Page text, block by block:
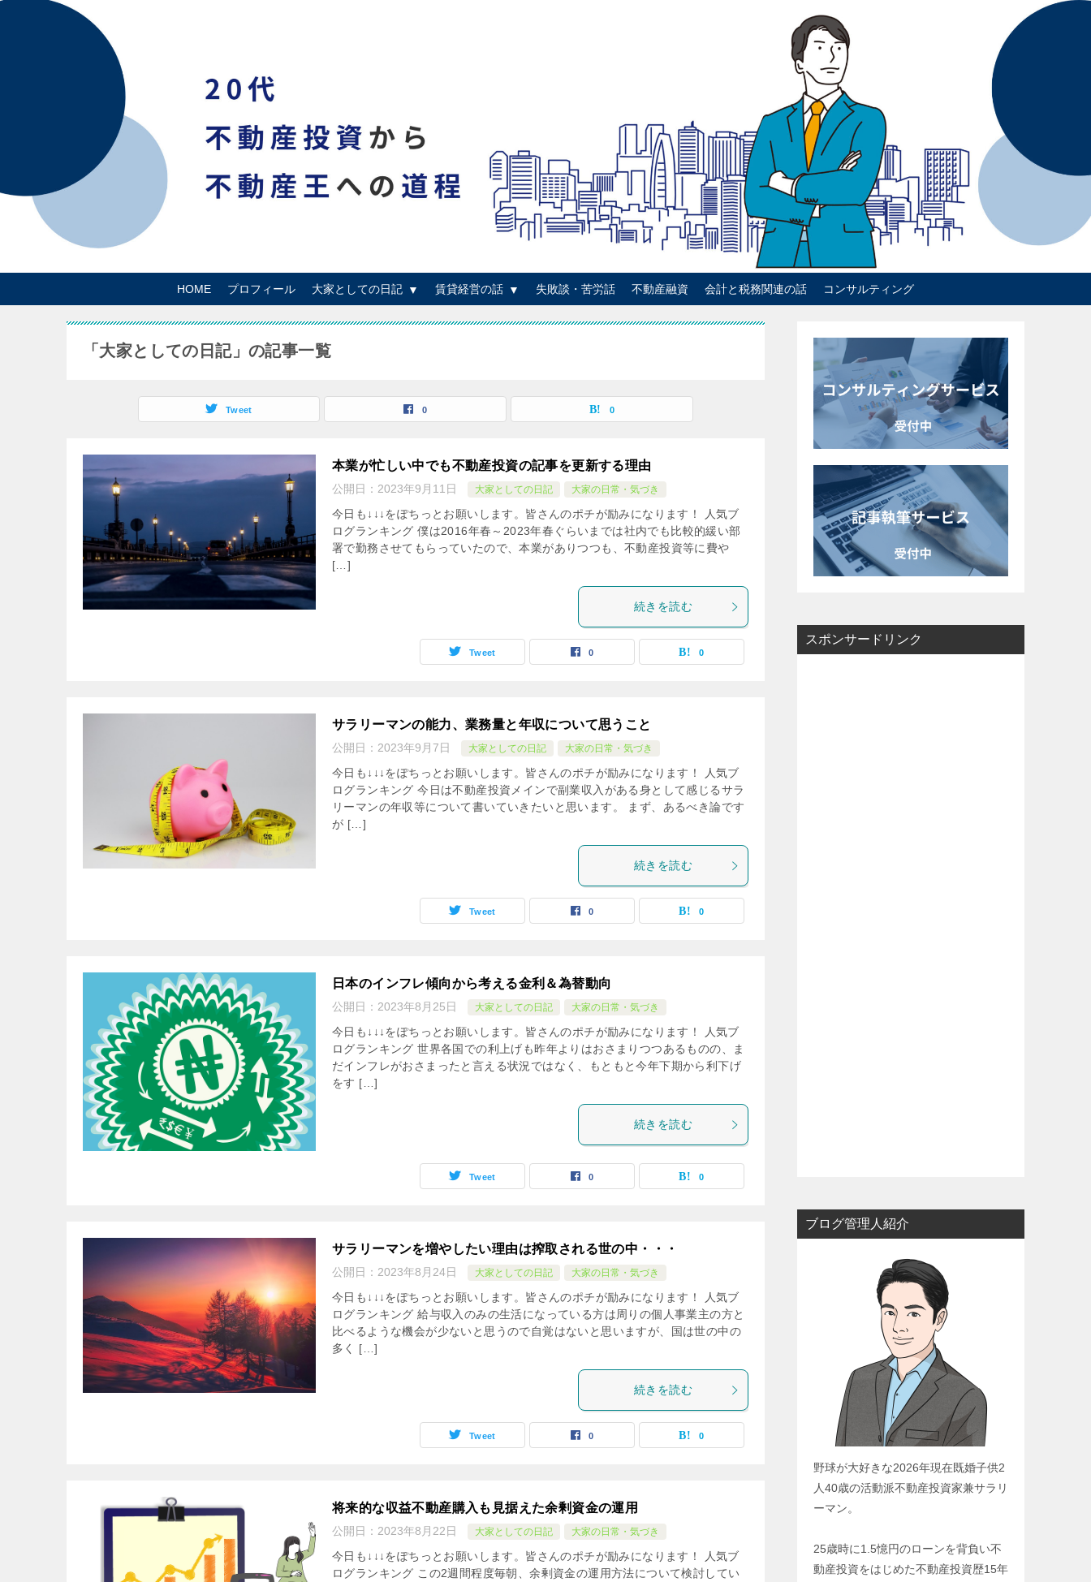
HOME プロフィール 大家としての日記 賃貸経営の話 失敗談・苦労話 不動産融資 会計と税務関連の話 コンサルティング
「大家としての日記」の記事一覧
Tweet 0 0
本業が忙しい中でも不動産投資の記事を更新する理由
公開日： 2023年9月11日 大家としての日記 大家の日常・気づき
今日も↓↓↓をぽちっとお願いします。皆さんのポチが励みになります！ 人気ブ
ログランキング 僕は2016年春～2023年春ぐらいまでは社内でも比較的緩い部
署で勤務させてもらっていたので、本業がありつつも、不動産投資等に費や
[…]
続きを読む
Tweet 0 0
サラリーマンの能力、業務量と年収について思うこと
公開日： 2023年9月7日 大家としての日記 大家の日常・気づき
今日も↓↓↓をぽちっとお願いします。皆さんのポチが励みになります！ 人気ブ
ログランキング 今日は不動産投資メインで副業収入がある身として感じるサラ
リーマンの年収等について書いていきたいと思います。 まず、あるべき論です
が […]
続きを読む
Tweet 0 0
日本のインフレ傾向から考える金利＆為替動向
公開日： 2023年8月25日 大家としての日記 大家の日常・気づき
今日も↓↓↓をぽちっとお願いします。皆さんのポチが励みになります！ 人気ブ
ログランキング 世界各国での利上げも昨年よりはおさまりつつあるものの、ま
だインフレがおさまったと言える状況ではなく、もともと今年下期から利下げ
をす […]
続きを読む
Tweet 0 0
サラリーマンを増やしたい理由は搾取される世の中・・・
公開日： 2023年8月24日 大家としての日記 大家の日常・気づき
今日も↓↓↓をぽちっとお願いします。皆さんのポチが励みになります！ 人気ブ
ログランキング 給与収入のみの生活になっている方は周りの個人事業主の方と
比べるような機会が少ないと思うので自覚はないと思いますが、国は世の中の
多く […]
続きを読む
Tweet 0 0
将来的な収益不動産購入も見据えた余剰資金の運用
公開日： 2023年8月22日 大家としての日記 大家の日常・気づき
今日も↓↓↓をぽちっとお願いします。皆さんのポチが励みになります！ 人気ブ
ログランキング この2週間程度毎朝、余剰資金の運用方法について検討してい
スポンサードリンク
ブログ管理人紹介
野球が大好きな2026年現在既婚子供2
人40歳の活動派不動産投資家兼サラリ
ーマン。
25歳時に1.5憶円のローンを背負い不
動産投資をはじめた不動産投資歴15年